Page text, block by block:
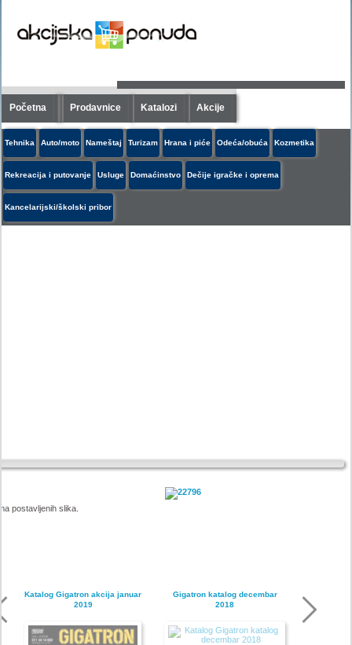
Početna Prodavnice Katalozi Akcije
Tehnika Auto/moto Nameštaj Turizam Hrana i piće Odeća/obuća Kozmetika
Rekreacija i putovanje Usluge Domaćinstvo Dečije igračke i oprema
Kancelarijski/školski pribor
postavljenih slika.
Katalog Gigatron akcija januar
2019
Gigatron katalog decembar
2018